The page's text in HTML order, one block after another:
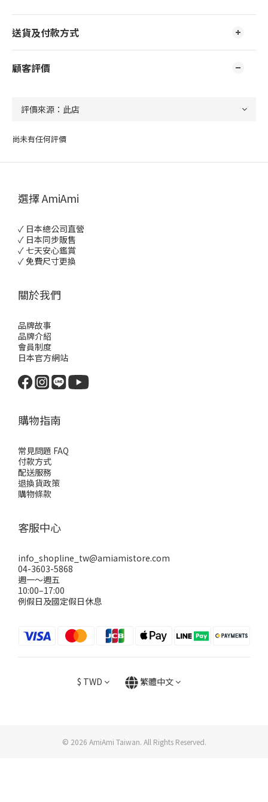
送貨及付款方式
顧客評價
尚未有任何評價
選擇 AmiAmi
✓ 日本總公司直營
✓ 日本同步販售
✓ 七天安心鑑賞
✓ 免費尺寸更換
關於我們
品牌故事
品牌介紹
會員制度
日本官方網站
購物指南
常見問題 FAQ
付款方式
配送服務
退換貨政策
購物條款
客服中心
info_shopline_tw@amiamistore.com
04-3603-5868
週一～週五
10:00–17:00
例假日及國定假日休息
$ TWD 繁體中文
© 2026 AmiAmi Taiwan. All Rights Reserved.